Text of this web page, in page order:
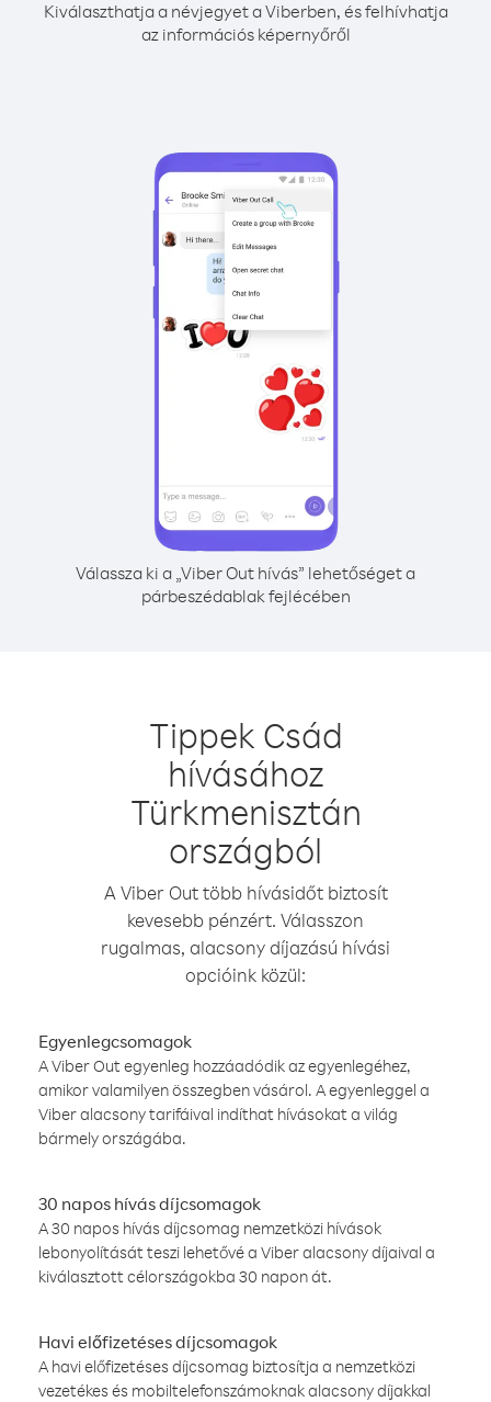
Kiválaszthatja a névjegyet a Viberben, és felhívhatja
az információs képernyőről
Válassza ki a „Viber Out hívás” lehetőséget a
párbeszédablak fejlécében
Tippek Csád
hívásához
Türkmenisztán
országból
A Viber Out több hívásidőt biztosít
kevesebb pénzért. Válasszon
rugalmas, alacsony díjazású hívási
opcióink közül:
Egyenlegcsomagok
A Viber Out egyenleg hozzáadódik az egyenlegéhez,
amikor valamilyen összegben vásárol. A egyenleggel a
Viber alacsony tarifáival indíthat hívásokat a világ
bármely országába.
30 napos hívás díjcsomagok
A 30 napos hívás díjcsomag nemzetközi hívások
lebonyolítását teszi lehetővé a Viber alacsony díjaival a
kiválasztott célországokba 30 napon át.
Havi előfizetéses díjcsomagok
A havi előfizetéses díjcsomag biztosítja a nemzetközi
vezetékes és mobiltelefonszámoknak alacsony díjakkal